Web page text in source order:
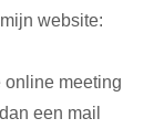
website:
meeting
een mail